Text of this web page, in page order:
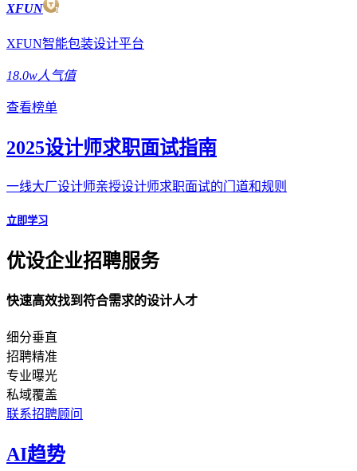
XFUN
XFUN智能包装设计平台
18.0w人气值
查看榜单
2025设计师求职面试指南
一线大厂设计师亲授设计师求职面试的门道和规则
立即学习
优设企业招聘服务
快速高效找到符合需求的设计人才
细分垂直
招聘精准
专业曝光
私域覆盖
联系招聘顾问
AI趋势